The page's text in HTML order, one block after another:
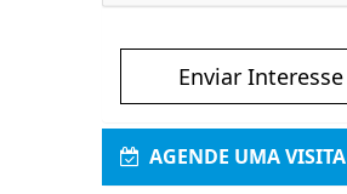
Enviar Interesse
AGENDE UMA VISITA